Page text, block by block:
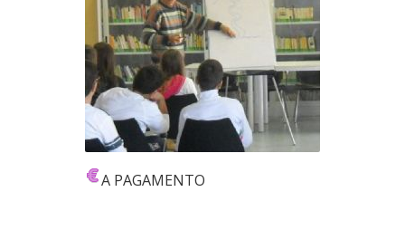
A PAGAMENTO